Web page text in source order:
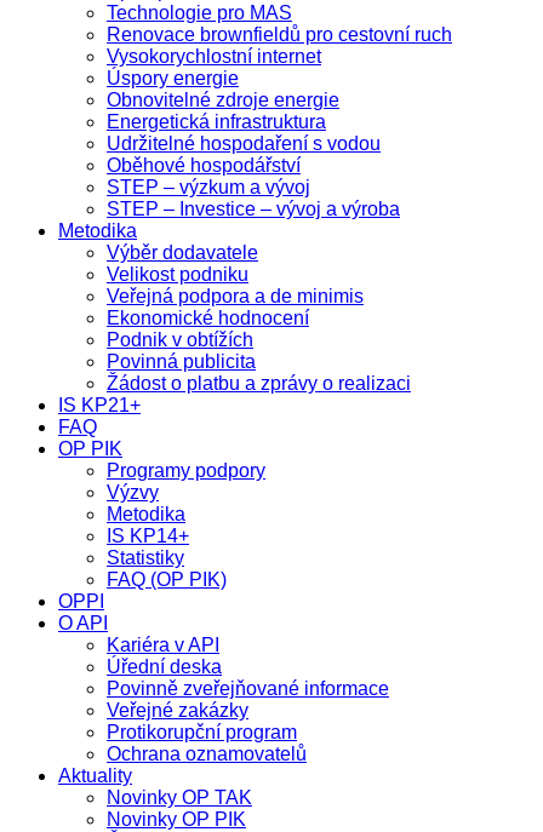
Technologie pro MAS
Renovace brownfieldů pro cestovní ruch
Vysokorychlostní internet
Úspory energie
Obnovitelné zdroje energie
Energetická infrastruktura
Udržitelné hospodaření s vodou
Oběhové hospodářství
STEP – výzkum a vývoj
STEP – Investice – vývoj a výroba
Metodika
Výběr dodavatele
Velikost podniku
Veřejná podpora a de minimis
Ekonomické hodnocení
Podnik v obtížích
Povinná publicita
Žádost o platbu a zprávy o realizaci
IS KP21+
FAQ
OP PIK
Programy podpory
Výzvy
Metodika
IS KP14+
Statistiky
FAQ (OP PIK)
OPPI
O API
Kariéra v API
Úřední deska
Povinně zveřejňované informace
Veřejné zakázky
Protikorupční program
Ochrana oznamovatelů
Aktuality
Novinky OP TAK
Novinky OP PIK